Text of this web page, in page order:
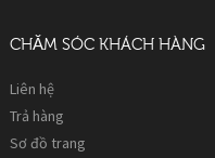
CHĂM SÓC KHÁCH HÀNG
Liên hệ
Trả hàng
Sơ đồ trang